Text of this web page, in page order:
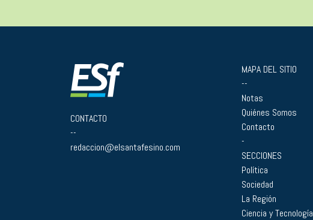
CONTACTO
--
redaccion@elsantafesino.com
MAPA DEL SITIO
--
Notas
Quiénes Somos
Contacto
-
SECCIONES
Política
Sociedad
La Región
Ciencia y Tecnología